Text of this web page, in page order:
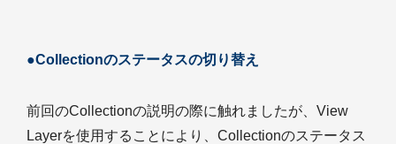
●Collectionのステータスの切り替え
前回のCollectionの説明の際に触れましたが、View
Layerを使用することにより、Collectionのステータス